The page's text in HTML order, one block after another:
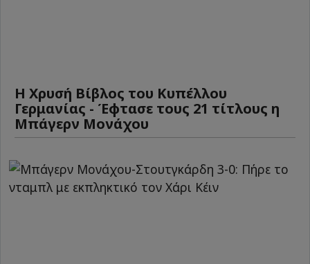
Η Χρυσή Βίβλος του Κυπέλλου
Γερμανίας - Έφτασε τους 21 τίτλους η
Μπάγερν Μονάχου